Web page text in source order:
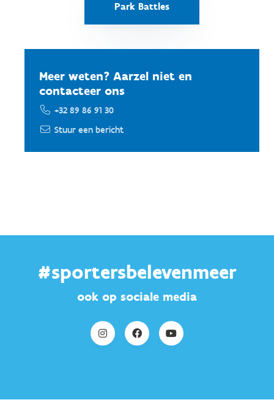
Park Battles
Meer weten? Aarzel niet en
contacteer ons
+32 89 86 91 30
Stuur een bericht
#sportersbelevenmeer
ook op sociale media